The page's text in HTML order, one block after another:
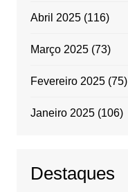
Abril 2025(116)
Março 2025(73)
Fevereiro 2025(75)
Janeiro 2025(106)
Destaques